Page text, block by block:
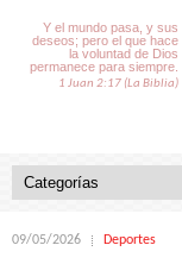
Y el mundo pasa, y sus
deseos; pero el que hace
la voluntad de Dios
permanece para siempre.
1 Juan 2:17 (La Biblia)
09/05/2026 Deportes